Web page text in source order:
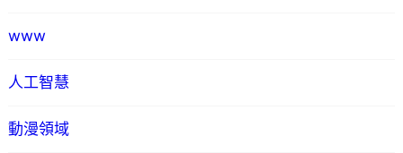
www
人工智慧
動漫領域